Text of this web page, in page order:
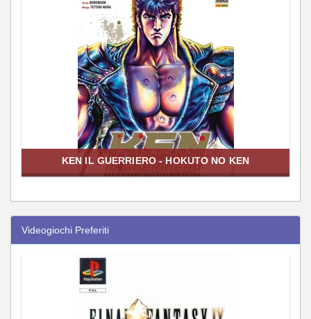
KEN IL GUERRIERO - HOKUTO NO KEN
Videogiochi Preferiti